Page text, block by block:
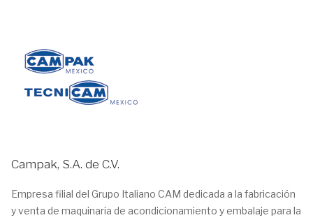
Campak, S.A. de C.V.
Empresa filial del Grupo Italiano CAM dedicada a la fabricación
y venta de maquinaria de acondicionamiento y embalaje para la